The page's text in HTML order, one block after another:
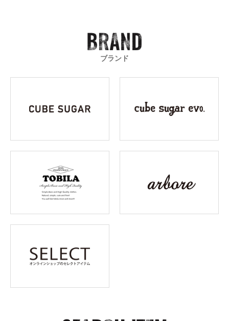
ブランド